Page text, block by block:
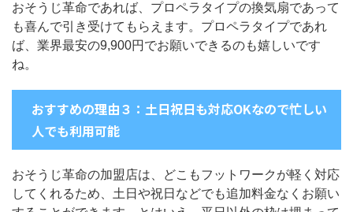
おそうじ革命であれば、プロペラタイプの換気扇であって
も喜んで引き受けてもらえます。プロペラタイプであれ
ば、業界最安の9,900円でお願いできるのも嬉しいです
ね。
おすすめの理由３：土日祝日も対応OKなので忙しい
人でも利用可能
おそうじ革命の加盟店は、どこもフットワークが軽く対応
してくれるため、土日や祝日などでも追加料金なくお願い